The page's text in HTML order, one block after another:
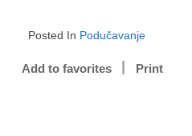
Posted In Podučavanje
Add to favorites Print